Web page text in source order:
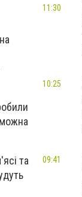
та
11:30
10:25
09:41